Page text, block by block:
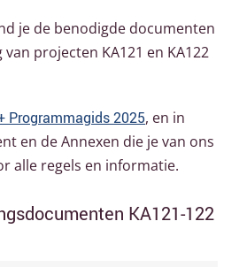
je de benodigde documenten
projecten KA121 en KA122
Programmagids 2025, en in
en de Annexen die je van ons
alle regels en informatie.
KA121-122